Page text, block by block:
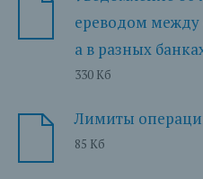
ереводом между
а в разных
330 Кб
Лимиты
85 Кб